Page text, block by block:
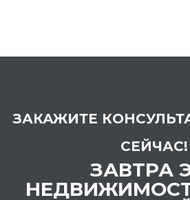
ЗАКАЖИТЕ
СЕЙЧАС!
ЗАВТРА